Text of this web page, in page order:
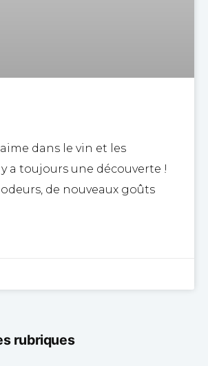
dans le vin et les
a toujours une découverte !
de nouveaux goûts
rubriques